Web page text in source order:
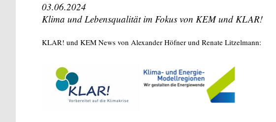
03.06.2024
Klima und Lebensqualität im Fokus von KEM und KLAR!
KLAR! und KEM News von Alexander Höfner und Renate Litzelmann: